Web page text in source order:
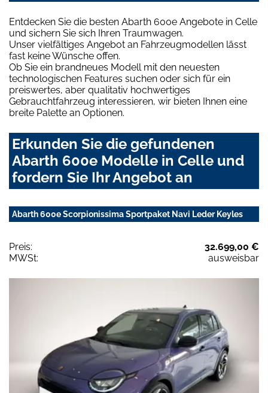
Entdecken Sie die besten Abarth 600e Angebote in Celle
und sichern Sie sich Ihren Traumwagen.
Unser vielfältiges Angebot an Fahrzeugmodellen lässt
fast keine Wünsche offen.
Ob Sie ein brandneues Modell mit den neuesten
technologischen Features suchen oder sich für ein
preiswertes, aber qualitativ hochwertiges
Gebrauchtfahrzeug interessieren, wir bieten Ihnen eine
breite Palette an Optionen.
Erkunden Sie die gefundenen
Abarth 600e Modelle in Celle und
fordern Sie Ihr Angebot an
Abarth 600e Scorpionissima Sportpaket Navi Leder Keyles
Preis:
32.699,00 €
MWSt:
ausweisbar